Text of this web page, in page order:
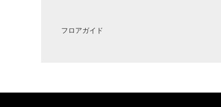
フロアガイド